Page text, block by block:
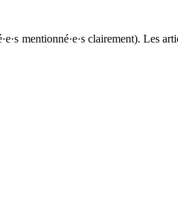
mentionné·e·s clairement). Les